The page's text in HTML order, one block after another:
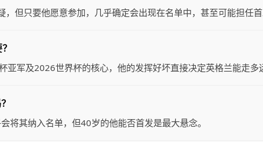
但只要他愿意参加，几乎确定会出现在名单中，甚至可能担任首
亚军及2026世界杯的核心，他的发挥好坏直接决定英格兰能走多
将其纳入名单，但40岁的他能否首发是最大悬念。